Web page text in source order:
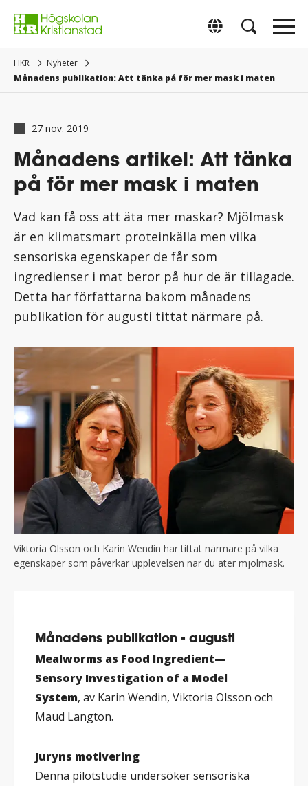
direkt
Switch to
HKR
Nyheter
Månadens publikation: Att tänka på för mer mask i maten
27 nov. 2019
Månadens artikel: Att tänka
på för mer mask i maten
Vad kan få oss att äta mer maskar? Mjölmask
är en klimatsmart proteinkälla men vilka
sensoriska egenskaper de får som
ingredienser i mat beror på hur de är tillagade.
Detta har författarna bakom månadens
publikation för augusti tittat närmare på.
Viktoria Olsson och Karin Wendin har tittat närmare på vilka
egenskaper som påverkar upplevelsen när du äter mjölmask.
Månadens publikation - augusti
Mealworms as Food Ingredient—
Sensory Investigation of a Model
System, av Karin Wendin, Viktoria Olsson och
Maud Langton.
Juryns motivering
Denna pilotstudie undersöker sensoriska